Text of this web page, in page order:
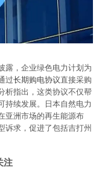
露，企业绿色电力计划为
过长期购电协议直接采购
析指出，这类协议不仅帮
持续发展。日本自然电力
亚洲市场的再生能源布
诉求，促进了包括吉打州
注